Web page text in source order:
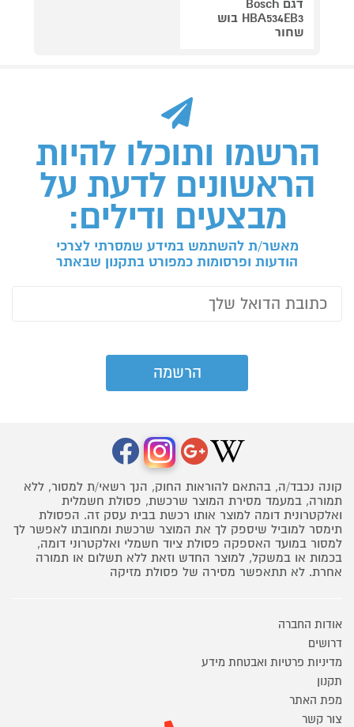
דגם Bosch
HBA534EB3 בוש
שחור
הרשמו ותוכלו להיות
הראשונים לדעת על
מבצעים ודילים:
מאשר/ת להשתמש במידע שמסרתי לצרכי
הודעות ופרסומות כמפורט בתקנון שבאתר
קונה נכבד/ה, בהתאם להוראות החוק, הנך רשאי/ת למסור, ללא
תמורה, במעמד מסירת המוצר שרכשת, פסולת חשמלית
ואלקטרונית דומה למוצר אותו רכשת בבית עסק זה. הפסולת
תימסר למוביל שיספק לך את המוצר שרכשת ומחובתו לאפשר לך
למסור במועד האספקה פסולת ציוד חשמלי ואלקטרוני דומה,
בכמות או במשקל, למוצר החדש וזאת ללא תשלום או תמורה
אחרת. לא תתאפשר מסירה של פסולת מזיקה
אודות החברה
דרושים
מדיניות פרטיות ואבטחת מידע
תקנון
מפת האתר
צור קשר